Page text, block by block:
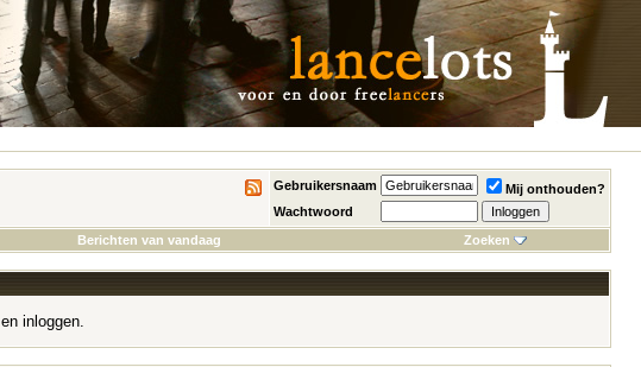
Gebruikersnaam
Mij onthouden?
Wachtwoord
Berichten van vandaag Zoeken
en inloggen.